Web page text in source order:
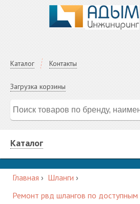
Каталог Контакты
Загрузка корзины
Каталог
Главная › Шланги ›
Ремонт рвд шлангов по доступным